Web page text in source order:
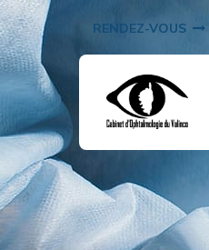
RENDEZ-VOUS